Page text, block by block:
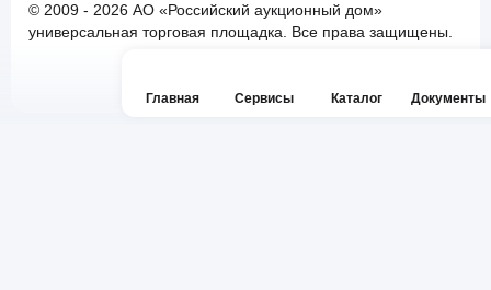
Главная Сервисы Каталог Документы
© 2009 - 2026 АО «Российский аукционный дом»
универсальная торговая площадка. Все права защищены.